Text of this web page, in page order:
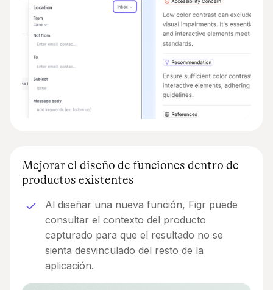
Mejorar el diseño de funciones dentro de
productos existentes
Al diseñar una nueva función, Figr puede
consultar el contexto del producto
capturado para que el resultado no se
sienta desvinculado del resto de la
aplicación.